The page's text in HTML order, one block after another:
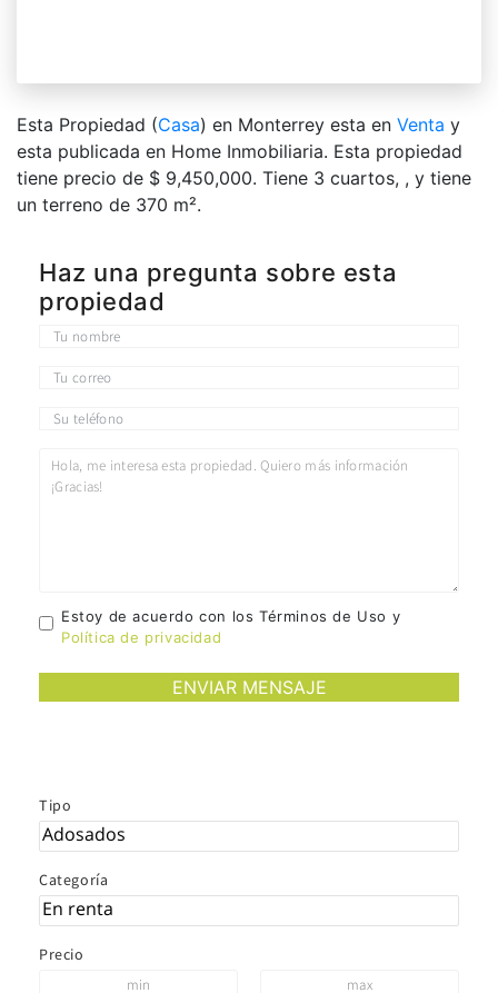
Esta Propiedad (Casa) en Monterrey esta en Venta y
esta publicada en Home Inmobiliaria. Esta propiedad
tiene precio de $ 9,450,000. Tiene 3 сuartos, , y tiene
un terreno de 370 m².
Haz una pregunta sobre esta
propiedad
Estoy de acuerdo con los Términos de Uso y
Política de privacidad
Tipo
Categoría
Precio